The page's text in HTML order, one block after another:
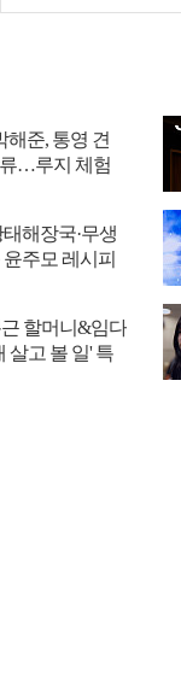
해준, 통영 견
…루지 체험
해장국·무생
주모 레시피
할머니&임다
살고 볼 일' 특